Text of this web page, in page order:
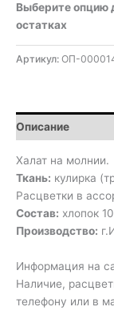
Выберите опцию
остатках
Артикул: ОП-
Описание
Халат на молнии.
Ткань: кулирка
Расцветки в
Состав: хлопок
Производство:
Информация на
Наличие,
телефону или в